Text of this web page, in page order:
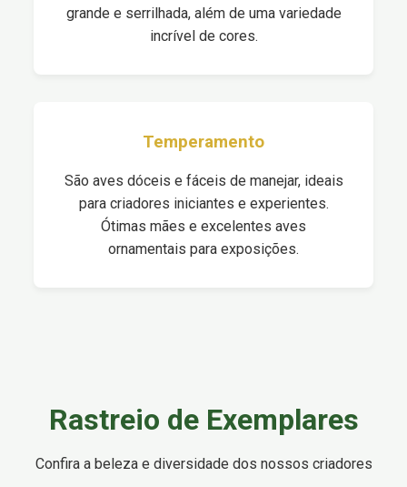
grande e serrilhada, além de uma variedade
incrível de cores.
Temperamento
São aves dóceis e fáceis de manejar, ideais
para criadores iniciantes e experientes.
Ótimas mães e excelentes aves
ornamentais para exposições.
Rastreio de Exemplares
Confira a beleza e diversidade dos nossos criadores